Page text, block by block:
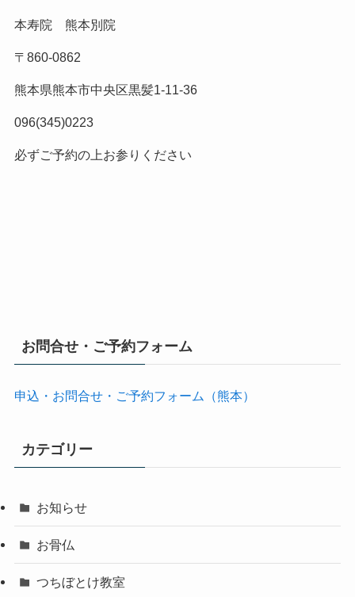
本寿院 熊本別院
〒860-0862
熊本県熊本市中央区黒髪1-11-36
096(345)0223
必ずご予約の上お参りください
お問合せ・ご予約フォーム
申込・お問合せ・ご予約フォーム（熊本）
カテゴリー
お知らせ
お骨仏
つちぼとけ教室